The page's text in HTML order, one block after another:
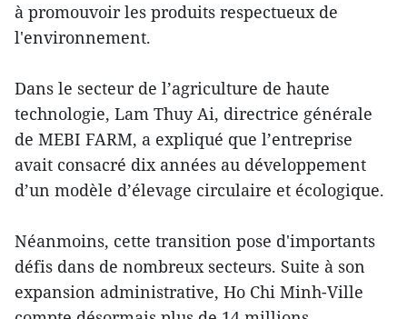
à promouvoir les produits respectueux de
l'environnement.
Dans le secteur de l’agriculture de haute
technologie, Lam Thuy Ai, directrice générale
de MEBI FARM, a expliqué que l’entreprise
avait consacré dix années au développement
d’un modèle d’élevage circulaire et écologique.
Néanmoins, cette transition pose d'importants
défis dans de nombreux secteurs. Suite à son
expansion administrative, Ho Chi Minh-Ville